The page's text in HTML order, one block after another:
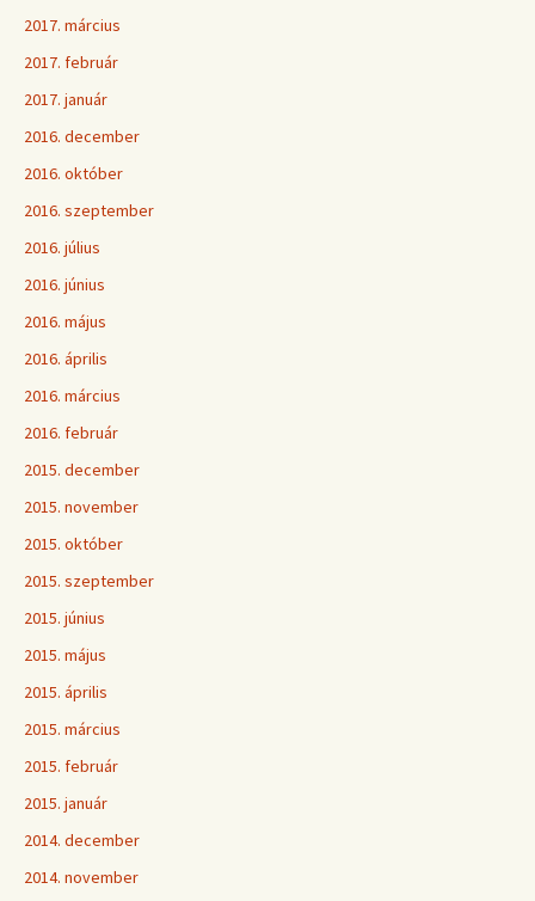
2017. március
2017. február
2017. január
2016. december
2016. október
2016. szeptember
2016. július
2016. június
2016. május
2016. április
2016. március
2016. február
2015. december
2015. november
2015. október
2015. szeptember
2015. június
2015. május
2015. április
2015. március
2015. február
2015. január
2014. december
2014. november